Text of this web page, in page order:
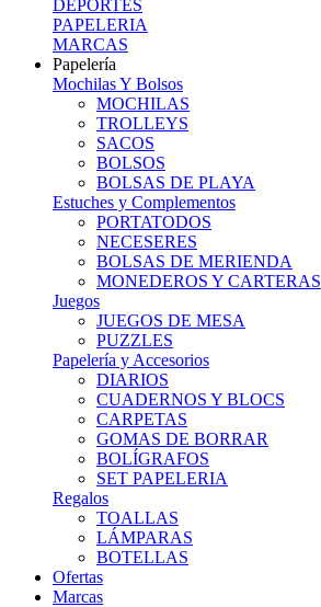
DEPORTES
PAPELERIA
MARCAS
Papelería
Mochilas Y Bolsos
MOCHILAS
TROLLEYS
SACOS
BOLSOS
BOLSAS DE PLAYA
Estuches y Complementos
PORTATODOS
NECESERES
BOLSAS DE MERIENDA
MONEDEROS Y CARTERAS
Juegos
JUEGOS DE MESA
PUZZLES
Papelería y Accesorios
DIARIOS
CUADERNOS Y BLOCS
CARPETAS
GOMAS DE BORRAR
BOLÍGRAFOS
SET PAPELERIA
Regalos
TOALLAS
LÁMPARAS
BOTELLAS
Ofertas
Marcas